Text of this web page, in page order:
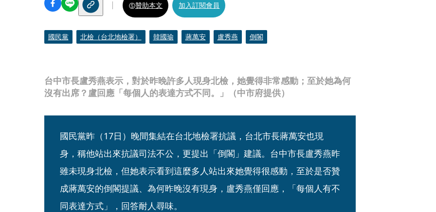
台中市長盧秀燕表示，對於昨晚許多人現身北檢，她覺得非常感動；至於她為何
沒有出席？盧回應「每個人的表達方式不同。」（中市府提供）
贊助本文 加入訂閱會員
國民黨 北檢（台北地檢署） 韓國瑜 蔣萬安 盧秀燕 倒閣
國民黨昨（17日）晚間集結在台北地檢署抗議，台北市長蔣萬安也現
身，稱他站出來抗議司法不公，更提出「倒閣」建議。台中市長盧秀燕昨
雖未現身北檢，但她表示看到這麼多人站出來她覺得很感動，至於是否贊
成蔣萬安的倒閣提議、為何昨晚沒有現身，盧秀燕僅回應，「每個人有不
同表達方式」，回答耐人尋味。